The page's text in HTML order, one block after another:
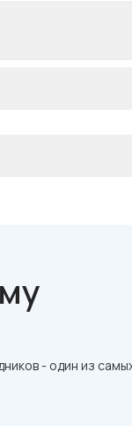
- один из